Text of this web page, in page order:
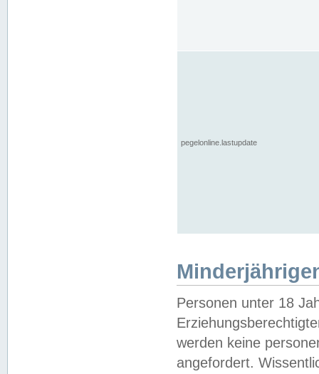
pegelonline.lastupdate
Personen unter 18
werden keine
angefordert.